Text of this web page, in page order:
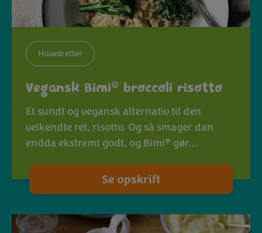
Hovedretter
Vegansk Bimi® broccoli risotto
Et sundt og vegansk alternativ til den
velkendte ret, risotto. Og så smager dan
endda ekstremt godt, og Bimi® gør…
Se opskrift